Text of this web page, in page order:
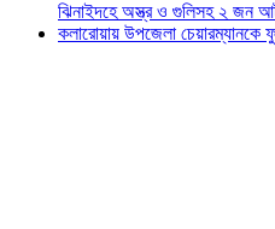
ঝিনাইদহে অস্ত্র ও গুলিসহ ২ জন
কলারোয়ায় উপজেলা চেয়ারম্যানকে